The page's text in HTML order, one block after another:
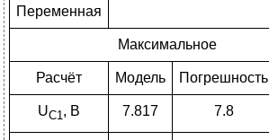
Переменная
Максимальное
Расчёт Модель Погрешность
UС1, В 7.817 7.8